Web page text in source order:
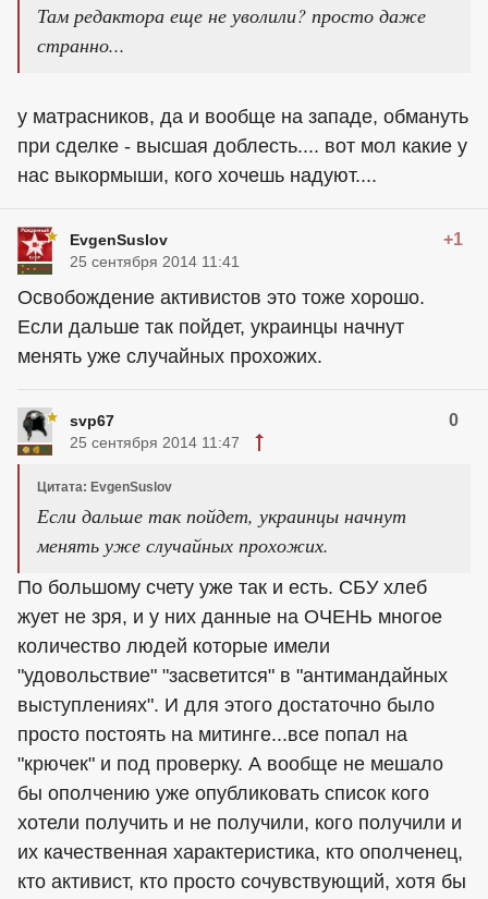
Там редактора еще не уволили? просто даже
странно...
у матрасников, да и вообще на западе, обмануть
при сделке - высшая доблесть.... вот мол какие у
нас выкормыши, кого хочешь надуют....
EvgenSuslov +1
25 сентября 2014 11:41
Освобождение активистов это тоже хорошо.
Если дальше так пойдет, украинцы начнут
менять уже случайных прохожих.
svp67 0
25 сентября 2014 11:47
Цитата: EvgenSuslov
Если дальше так пойдет, украинцы начнут
менять уже случайных прохожих.
По большому счету уже так и есть. СБУ хлеб
жует не зря, и у них данные на ОЧЕНЬ многое
количество людей которые имели
"удовольствие" "засветится" в "антимандайных
выступлениях". И для этого достаточно было
просто постоять на митинге...все попал на
"крючек" и под проверку. А вообще не мешало
бы ополчению уже опубликовать список кого
хотели получить и не получили, кого получили и
их качественная характеристика, кто ополченец,
кто активист, кто просто сочувствующий, хотя бы